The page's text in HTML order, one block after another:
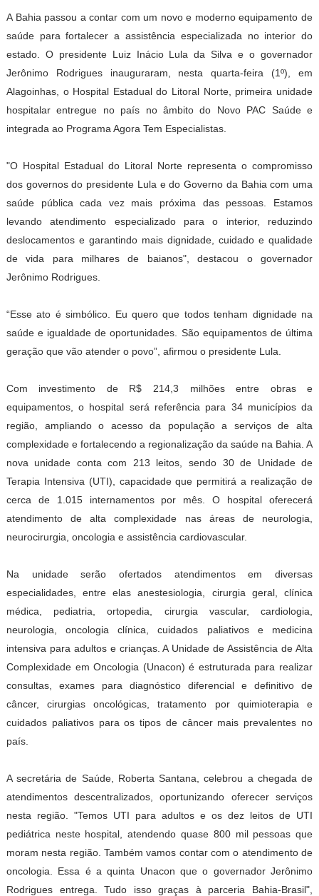
A Bahia passou a contar com um novo e moderno equipamento de
saúde para fortalecer a assistência especializada no interior do
estado. O presidente Luiz Inácio Lula da Silva e o governador
Jerônimo Rodrigues inauguraram, nesta quarta-feira (1º), em
Alagoinhas, o Hospital Estadual do Litoral Norte, primeira unidade
hospitalar entregue no país no âmbito do Novo PAC Saúde e
integrada ao Programa Agora Tem Especialistas.
"O Hospital Estadual do Litoral Norte representa o compromisso
dos governos do presidente Lula e do Governo da Bahia com uma
saúde pública cada vez mais próxima das pessoas. Estamos
levando atendimento especializado para o interior, reduzindo
deslocamentos e garantindo mais dignidade, cuidado e qualidade
de vida para milhares de baianos", destacou o governador
Jerônimo Rodrigues.
“Esse ato é simbólico. Eu quero que todos tenham dignidade na
saúde e igualdade de oportunidades. São equipamentos de última
geração que vão atender o povo”, afirmou o presidente Lula.
Com investimento de R$ 214,3 milhões entre obras e
equipamentos, o hospital será referência para 34 municípios da
região, ampliando o acesso da população a serviços de alta
complexidade e fortalecendo a regionalização da saúde na Bahia. A
nova unidade conta com 213 leitos, sendo 30 de Unidade de
Terapia Intensiva (UTI), capacidade que permitirá a realização de
cerca de 1.015 internamentos por mês. O hospital oferecerá
atendimento de alta complexidade nas áreas de neurologia,
neurocirurgia, oncologia e assistência cardiovascular.
Na unidade serão ofertados atendimentos em diversas
especialidades, entre elas anestesiologia, cirurgia geral, clínica
médica, pediatria, ortopedia, cirurgia vascular, cardiologia,
neurologia, oncologia clínica, cuidados paliativos e medicina
intensiva para adultos e crianças. A Unidade de Assistência de Alta
Complexidade em Oncologia (Unacon) é estruturada para realizar
consultas, exames para diagnóstico diferencial e definitivo de
câncer, cirurgias oncológicas, tratamento por quimioterapia e
cuidados paliativos para os tipos de câncer mais prevalentes no
país.
A secretária de Saúde, Roberta Santana, celebrou a chegada de
atendimentos descentralizados, oportunizando oferecer serviços
nesta região. "Temos UTI para adultos e os dez leitos de UTI
pediátrica neste hospital, atendendo quase 800 mil pessoas que
moram nesta região. Também vamos contar com o atendimento de
oncologia. Essa é a quinta Unacon que o governador Jerônimo
Rodrigues entrega. Tudo isso graças à parceria Bahia-Brasil",